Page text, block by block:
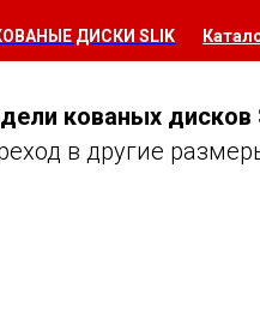
ДИСКИ SLIK
кованых
в другие